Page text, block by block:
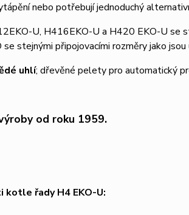
nebo potřebují jednoduchý
U, H416EKO-U a H420 EKO-U se
se stejnými připojovacími rozměry jako
uhlí; dřevěné pelety pro automatický
od roku 1959.
kotle řady H4 EKO-U: